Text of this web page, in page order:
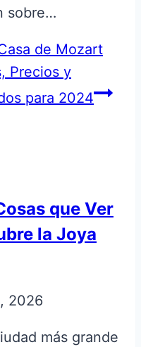
sobre…
de Mozart
Precios y
para 2024
que Ver
la Joya
2026
más grande